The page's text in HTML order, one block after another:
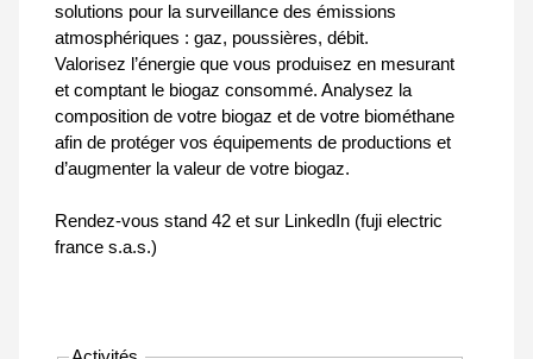
solutions pour la surveillance des émissions
atmosphériques : gaz, poussières, débit.
Valorisez l’énergie que vous produisez en mesurant
et comptant le biogaz consommé. Analysez la
composition de votre biogaz et de votre biométhane
afin de protéger vos équipements de productions et
d’augmenter la valeur de votre biogaz.
Rendez-vous stand 42 et sur LinkedIn (fuji electric
france s.a.s.)